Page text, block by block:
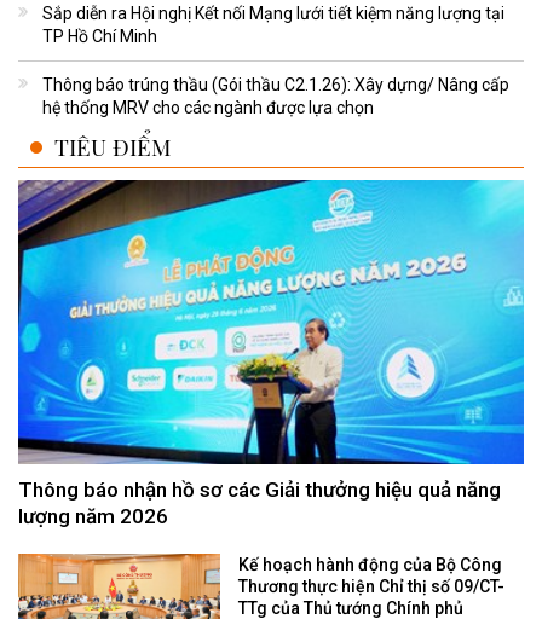
Sắp diễn ra Hội nghị Kết nối Mạng lưới tiết kiệm năng lượng tại
TP Hồ Chí Minh
Thông báo trúng thầu (Gói thầu C2.1.26): Xây dựng/ Nâng cấp
hệ thống MRV cho các ngành được lựa chọn
TIÊU ĐIỂM
Thông báo nhận hồ sơ các Giải thưởng hiệu quả năng
lượng năm 2026
Kế hoạch hành động của Bộ Công
Thương thực hiện Chỉ thị số 09/CT-
TTg của Thủ tướng Chính phủ